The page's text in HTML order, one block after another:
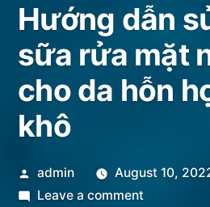
Hướng dẫn
sữa rửa mặt
cho da hỗn
khô
Posted
by
admin
August 10,
Leave a commenton